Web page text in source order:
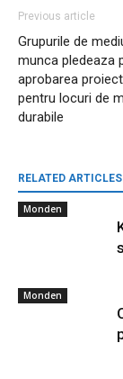
Previous article
Grupurile de
munca pledeaza
aprobarea
pentru locuri de
durabile
RELATED ARTICLES
Monden
Monden